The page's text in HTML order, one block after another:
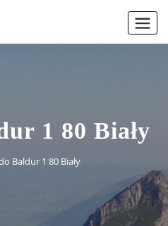
1 80 Biały
Baldur 1 80 Biały